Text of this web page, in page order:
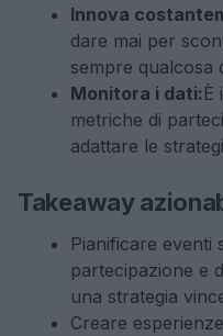
Innova
dare mai per
sempre qualcosa
Monitora i dati: È
metriche di
adattare le
Takeaway
Pianificare eventi
partecipazione e
una strategia
Creare